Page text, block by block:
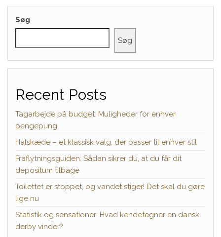
Søg
Søg
Recent Posts
Tagarbejde på budget: Muligheder for enhver
pengepung
Halskæde – et klassisk valg, der passer til enhver stil
Fraflytningsguiden: Sådan sikrer du, at du får dit
depositum tilbage
Toilettet er stoppet, og vandet stiger! Det skal du gøre
lige nu
Statistik og sensationer: Hvad kendetegner en dansk
derby vinder?